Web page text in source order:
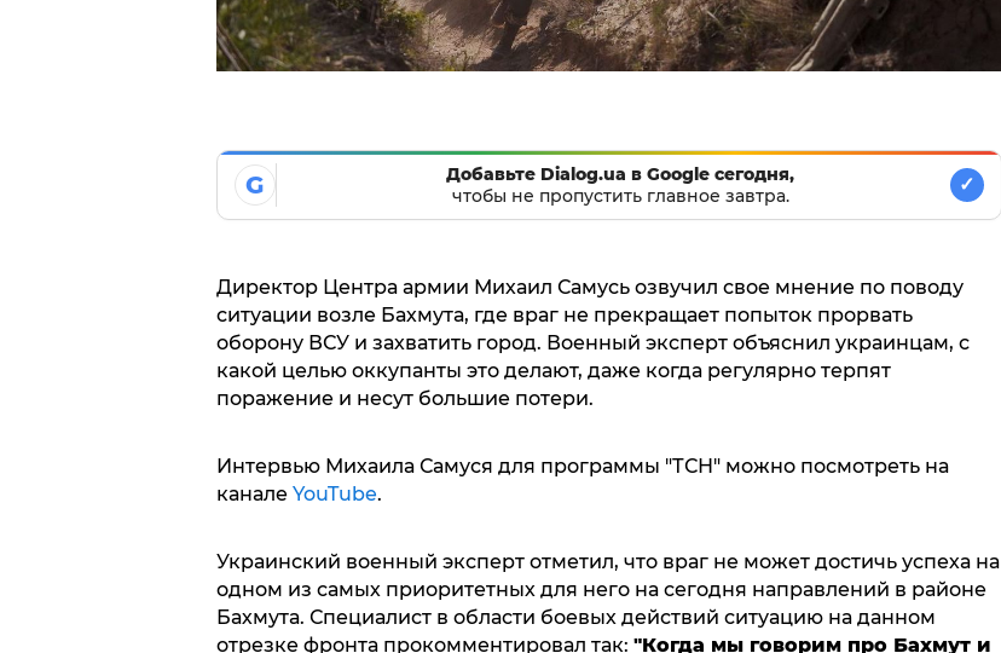
G
Добавьте Dialog.ua в Google сегодня,
чтобы не пропустить главное завтра.
✓
Директор Центра армии Михаил Самусь озвучил свое мнение по поводу
ситуации возле Бахмута, где враг не прекращает попыток прорвать
оборону ВСУ и захватить город. Военный эксперт объяснил украинцам, с
какой целью оккупанты это делают, даже когда регулярно терпят
поражение и несут большие потери.
Интервью Михаила Самуся для программы "ТСН" можно посмотреть на
каналеYouTube.
Украинский военный эксперт отметил, что враг не может достичь успеха на
одном из самых приоритетных для него на сегодня направлений в районе
Бахмута. Специалист в области боевых действий ситуацию на данном
отрезке фронта прокомментировал так: "Когда мы говорим про Бахмут и